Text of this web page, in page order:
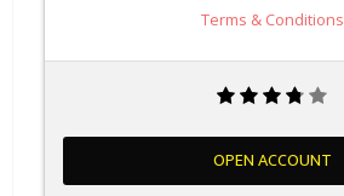
Terms & Conditions
OPEN ACCOUNT